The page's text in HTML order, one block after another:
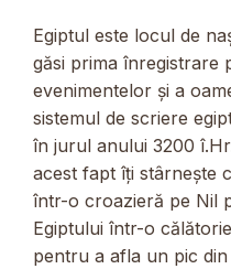
Egiptul este locul de
găsi prima înregistrare
evenimentelor și a
sistemul de scriere
în jurul anului 3200
acest fapt îți stârnește
într-o croazieră pe Nil
Egiptului într-o
pentru a afla un pic